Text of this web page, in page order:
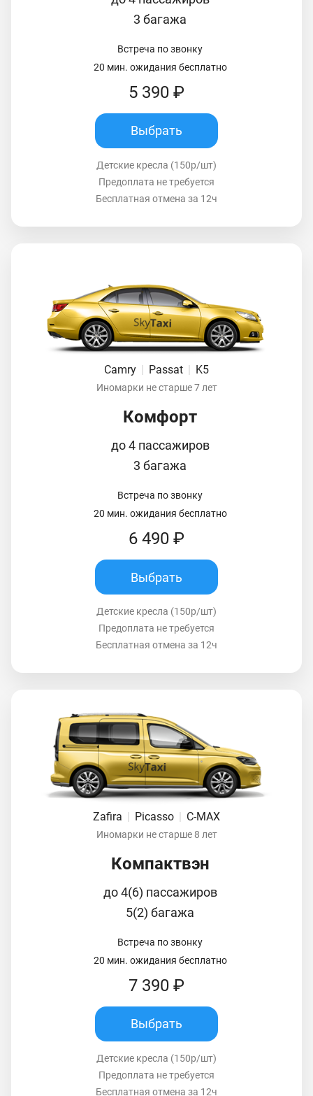
3 багажа
Встреча по звонку
20 мин. ожидания бесплатно
5 390 ₽
Выбрать
Детские кресла (150р/шт)
Предоплата не требуется
Бесплатная отмена за 12ч
Camry Passat K5
Иномарки не старше 7 лет
Комфорт
до 4 пассажиров
3 багажа
Встреча по звонку
20 мин. ожидания бесплатно
6 490 ₽
Выбрать
Детские кресла (150р/шт)
Предоплата не требуется
Бесплатная отмена за 12ч
Zafira | Picasso | C-MAX
Иномарки не старше 8 лет
Компактвэн
до 4(6) пассажиров
5(2) багажа
Встреча по звонку
20 мин. ожидания бесплатно
7 390 ₽
Выбрать
Детские кресла (150р/шт)
Предоплата не требуется
Бесплатная отмена за 12ч